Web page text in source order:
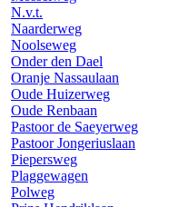
N.v.t.
Naarderweg
Noolseweg
Onder den Dael
Oranje Nassaulaan
Oude Huizerweg
Oude Renbaan
Pastoor de Saeyerweg
Pastoor Jongeriuslaan
Piepersweg
Plaggewagen
Polweg